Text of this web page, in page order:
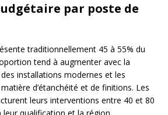
par poste de
traditionnellement 45 à 55% du
tend à augmenter avec la
installations modernes et les
d’étanchéité et de finitions. Les
leurs interventions entre 40 et 80